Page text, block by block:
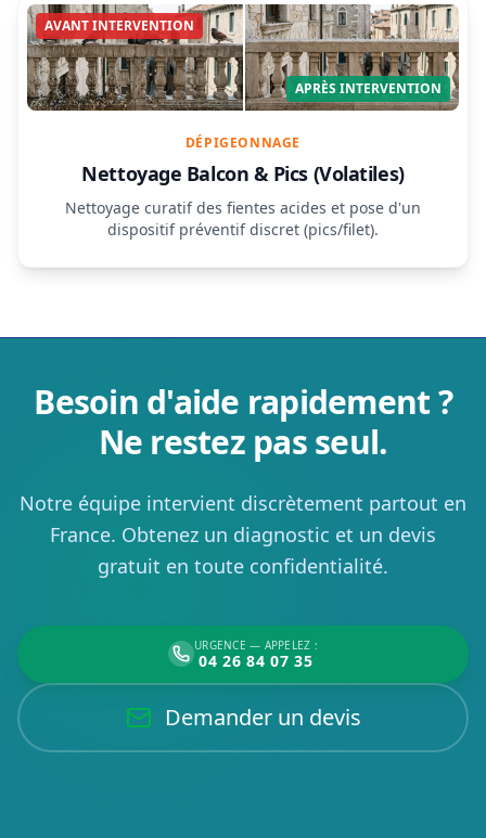
AVANT INTERVENTION
APRÈS INTERVENTION
DÉPIGEONNAGE
Nettoyage Balcon & Pics (Volatiles)
Nettoyage curatif des fientes acides et pose d'un
dispositif préventif discret (pics/filet).
Besoin d'aide rapidement ?
Ne restez pas seul.
Notre équipe intervient discrètement partout en
France. Obtenez un diagnostic et un devis
gratuit en toute confidentialité.
URGENCE — APPELEZ :
04 26 84 07 35
Demander un devis